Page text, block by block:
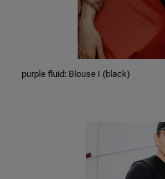
purple fluid: Blouse I (black)